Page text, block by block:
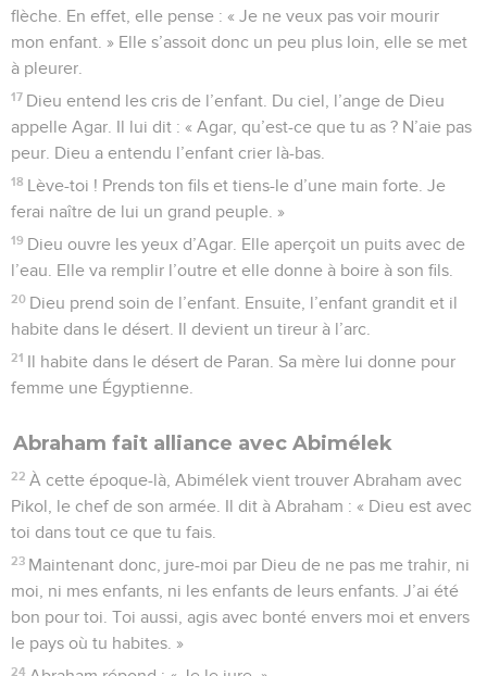
flèche. En effet, elle pense : « Je ne veux pas voir mourir
mon enfant. » Elle s’assoit donc un peu plus loin, elle se met
à pleurer.
17 Dieu entend les cris de l’enfant. Du ciel, l’ange de Dieu
appelle Agar. Il lui dit : « Agar, qu’est-ce que tu as ? N’aie pas
peur. Dieu a entendu l’enfant crier là-bas.
18 Lève-toi ! Prends ton fils et tiens-le d’une main forte. Je
ferai naître de lui un grand peuple. »
19 Dieu ouvre les yeux d’Agar. Elle aperçoit un puits avec de
l’eau. Elle va remplir l’outre et elle donne à boire à son fils.
20 Dieu prend soin de l’enfant. Ensuite, l’enfant grandit et il
habite dans le désert. Il devient un tireur à l’arc.
21 Il habite dans le désert de Paran. Sa mère lui donne pour
femme une Égyptienne.
Abraham fait alliance avec Abimélek
22 À cette époque-là, Abimélek vient trouver Abraham avec
Pikol, le chef de son armée. Il dit à Abraham : « Dieu est avec
toi dans tout ce que tu fais.
23 Maintenant donc, jure-moi par Dieu de ne pas me trahir, ni
moi, ni mes enfants, ni les enfants de leurs enfants. J’ai été
bon pour toi. Toi aussi, agis avec bonté envers moi et envers
le pays où tu habites. »
24